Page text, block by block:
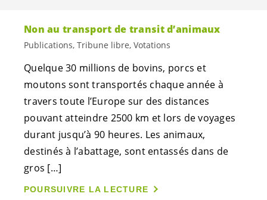
Non au transport de transit d’animaux
Publications, Tribune libre, Votations
Quelque 30 millions de bovins, porcs et
moutons sont transportés chaque année à
travers toute l’Europe sur des distances
pouvant atteindre 2500 km et lors de voyages
durant jusqu’à 90 heures. Les animaux,
destinés à l’abattage, sont entassés dans de
gros […]
POURSUIVRE LA LECTURE